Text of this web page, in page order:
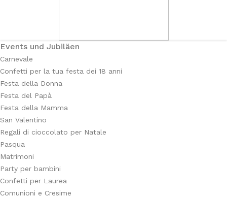
Events und Jubiläen
Carnevale
Confetti per la tua festa dei 18 anni
Festa della Donna
Festa del Papà
Festa della Mamma
San Valentino
Regali di cioccolato per Natale
Pasqua
Matrimoni
Party per bambini
Confetti per Laurea
Comunioni e Cresime